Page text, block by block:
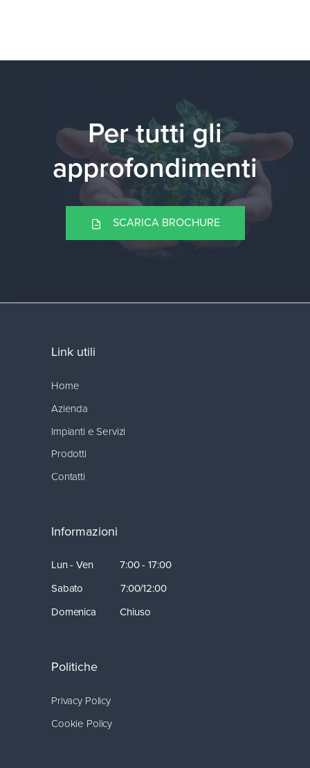
Per tutti gli
approfondimenti
SCARICA BROCHURE
Link utili
Home
Azienda
Impianti e Servizi
Prodotti
Contatti
Informazioni
Lun - Ven 7:00 - 17:00
Sabato 7:00/12:00
Domenica Chiuso
Politiche
Privacy Policy
Cookie Policy